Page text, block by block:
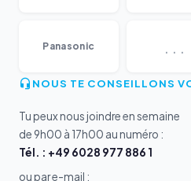
Panasonic ...
NOUS TE CONSEILLONS
Tu peux nous joindre en semaine
de 9h00 à 17h00 au numéro :
Tél. : +49 6028 977 886 1
ou par e-mail :